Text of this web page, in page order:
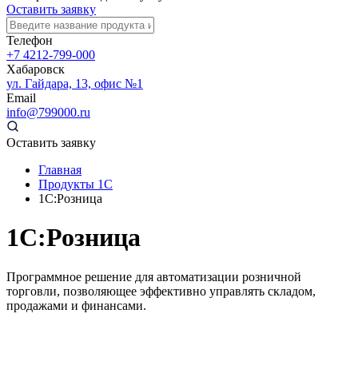
Оставить заявку
Телефон
+7 4212-799-000
Хабаровск
ул. Гайдара, 13, офис №1
Email
info@799000.ru
Оставить заявку
Главная
Продукты 1С
1С:Розница
1С:Розница
Программное решение для автоматизации розничной
торговли, позволяющее эффективно управлять складом,
продажами и финансами.